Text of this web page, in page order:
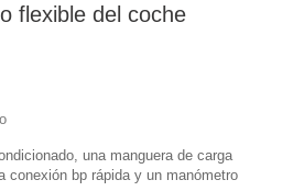
flexible del coche
una manguera de carga
conexión bp rápida y un manómetro